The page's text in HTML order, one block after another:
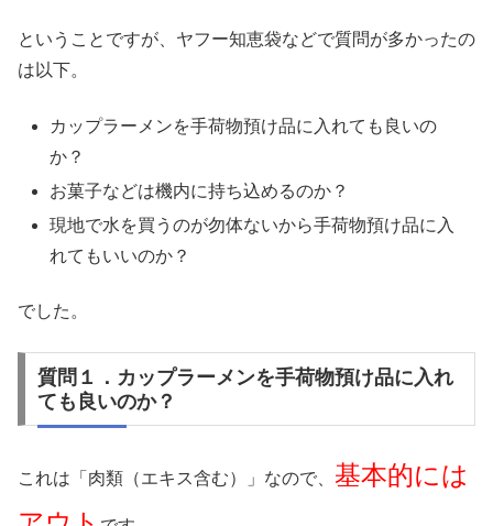
ということですが、ヤフー知恵袋などで質問が多かったの
は以下。
カップラーメンを手荷物預け品に入れても良いの
か？
お菓子などは機内に持ち込めるのか？
現地で水を買うのが勿体ないから手荷物預け品に入
れてもいいのか？
でした。
質問１．カップラーメンを手荷物預け品に入れ
ても良いのか？
これは「肉類（エキス含む）」なので、 基本的には